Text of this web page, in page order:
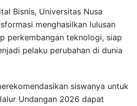
Bisnis, Universitas Nusa
menghasilkan lulusan
perkembangan teknologi, siap
pelaku perubahan di dunia
siswanya untuk
Undangan 2026 dapat